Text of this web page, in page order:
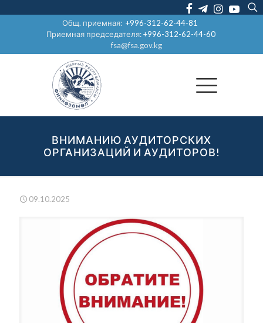
Общ. приемная:+996-312-62-44-81
Приемная председателя:+996-312-62-44-60
fsa@fsa.gov.kg
ВНИМАНИЮ АУДИТОРСКИХ
ОРГАНИЗАЦИЙ И АУДИТОРОВ!
09.10.2025